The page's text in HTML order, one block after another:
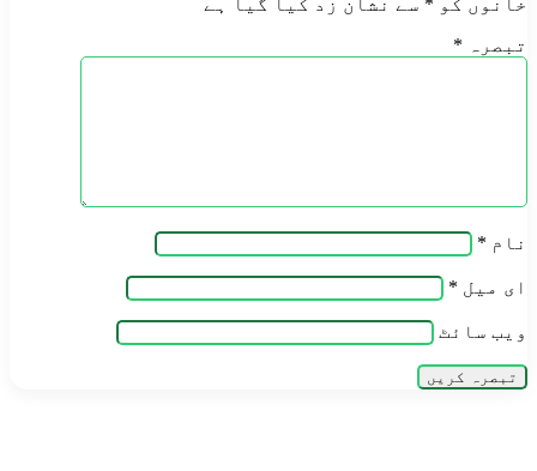
خانوں کو * سے نشان زد کیا گیا ہے
تبصرہ *
نام *
ای میل *
ویب‌ سائٹ